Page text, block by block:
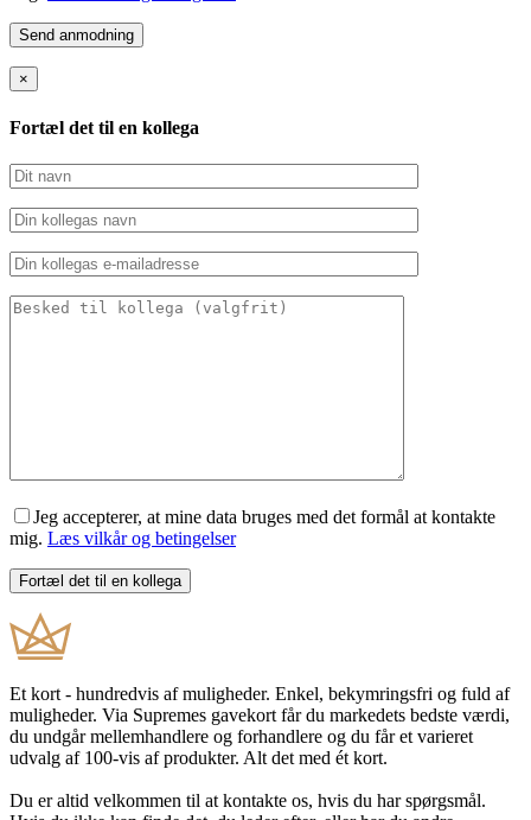
×
Fortæl det til en kollega
Jeg accepterer, at mine data bruges med det formål at kontakte
mig. Læs vilkår og betingelser
Et kort - hundredvis af muligheder. Enkel, bekymringsfri og fuld af
muligheder. Via Supremes gavekort får du markedets bedste værdi,
du undgår mellemhandlere og forhandlere og du får et varieret
udvalg af 100-vis af produkter. Alt det med ét kort.
Du er altid velkommen til at kontakte os, hvis du har spørgsmål.